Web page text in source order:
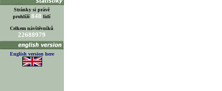
Stránky si právě
prohlíží 848 lidí
Celkem návštěvníků
22688979
English version here